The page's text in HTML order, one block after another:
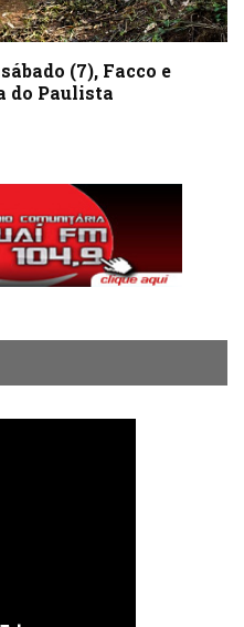
(7), Facco e
do Paulista